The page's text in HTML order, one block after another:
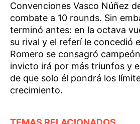
Convenciones Vasco Núñez
combate a 10 rounds. Sin
terminó antes: en la octava
su rival y el referí le concedió
Romero se consagró
invicto irá por más triunfos y
de que solo él pondrá los
crecimiento.